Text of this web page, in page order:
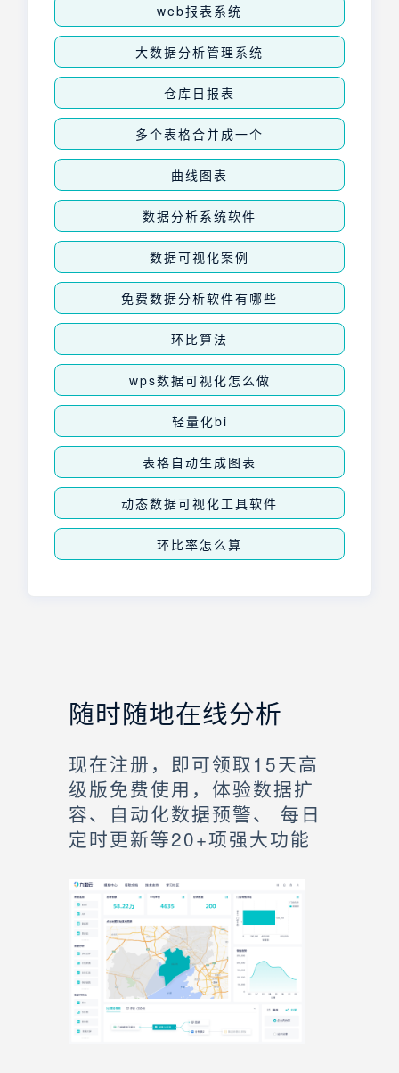
web报表系统
大数据分析管理系统
仓库日报表
多个表格合并成一个
曲线图表
数据分析系统软件
数据可视化案例
免费数据分析软件有哪些
环比算法
wps数据可视化怎么做
轻量化bi
表格自动生成图表
动态数据可视化工具软件
环比率怎么算
随时随地在线分析
现在注册，即可领取15天高
级版免费使用，体验数据扩
容、自动化数据预警、 每日
定时更新等20+项强大功能